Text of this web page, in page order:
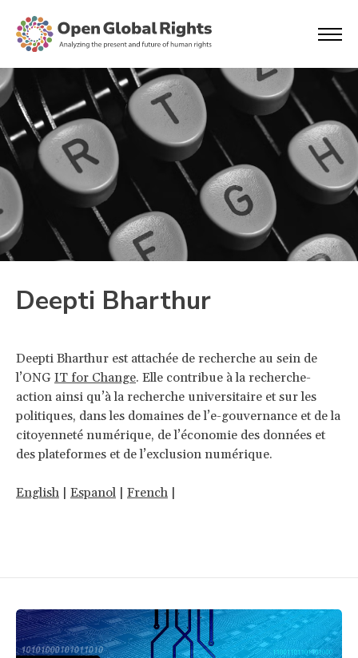
Deepti Bharthur
Deepti Bharthur est attachée de recherche au sein de
l’ONG IT for Change. Elle contribue à la recherche-
action ainsi qu’à la recherche universitaire et sur les
politiques, dans les domaines de l’e-gouvernance et de la
citoyenneté numérique, de l’économie des données et
des plateformes et de l’exclusion numérique.
English | Espanol | French |